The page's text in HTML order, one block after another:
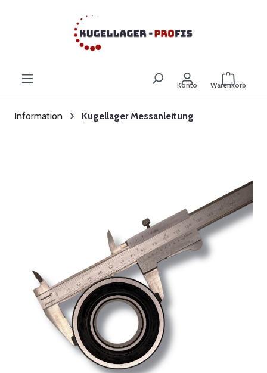
Zum Hauptinhalt springen
Konto Warenkorb
Information Kugellager Messanleitung